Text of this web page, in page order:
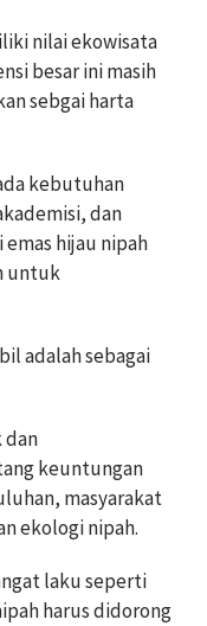
nilai ekowisata
besar ini masih
sebgai harta
kebutuhan
dan
hijau nipah
untuk
adalah sebagai
dan
keuntungan
masyarakat
ekologi nipah.
laku seperti
harus didorong